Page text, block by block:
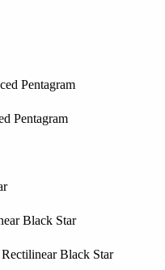
Pentagram
Pentagram
Black Star
Black Star